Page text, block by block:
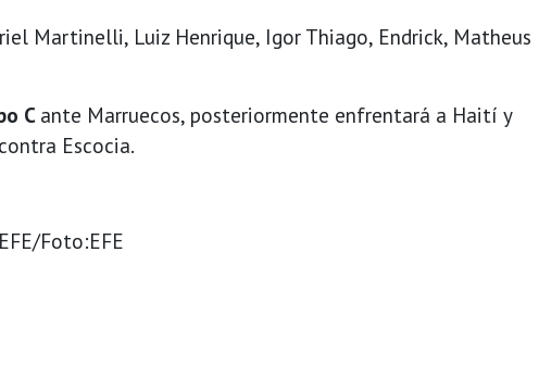
Martinelli, Luiz Henrique, Igor Thiago, Endrick, Matheus
Cante Marruecos, posteriormente enfrentará a Haití y
Escocia.
Foto:EFE